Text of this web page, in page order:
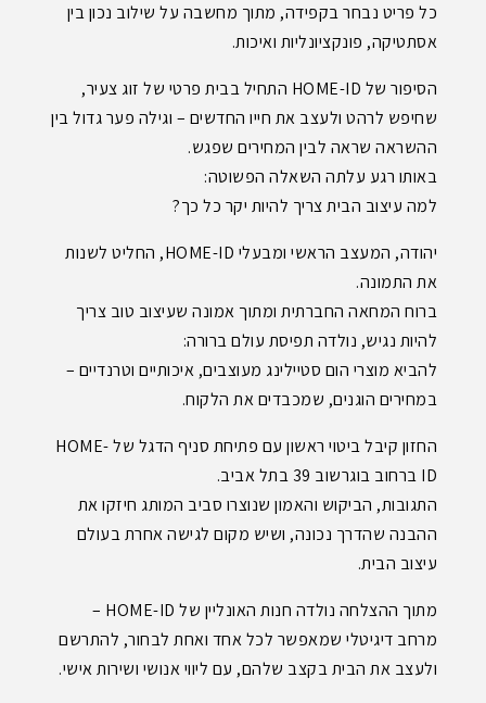
כל פריט נבחר בקפידה, מתוך מחשבה על שילוב נכון בין
אסתטיקה, פונקציונליות ואיכות.
הסיפור של HOME-ID התחיל בבית פרטי של זוג צעיר,
שחיפש לרהט ולעצב את חייו החדשים – וגילה פער גדול בין
ההשראה שראה לבין המחירים שפגש.
באותו רגע עלתה השאלה הפשוטה:
למה עיצוב הבית צריך להיות יקר כל כך?
יהודה, המעצב הראשי ומבעלי HOME-ID, החליט לשנות
את התמונה.
ברוח המחאה החברתית ומתוך אמונה שעיצוב טוב צריך
להיות נגיש, נולדה תפיסת עולם ברורה:
להביא מוצרי הום סטיילינג מעוצבים, איכותיים וטרנדיים –
במחירים הוגנים, שמכבדים את הלקוח.
החזון קיבל ביטוי ראשון עם פתיחת סניף הדגל של HOME-
ID ברחוב בוגרשוב 39 בתל אביב.
התגובות, הביקוש והאמון שנוצרו סביב המותג חיזקו את
ההבנה שהדרך נכונה, ושיש מקום לגישה אחרת בעולם
עיצוב הבית.
מתוך ההצלחה נולדה חנות האונליין של HOME-ID –
מרחב דיגיטלי שמאפשר לכל אחד ואחת לבחור, להתרשם
ולעצב את הבית בקצב שלהם, עם ליווי אנושי ושירות אישי.